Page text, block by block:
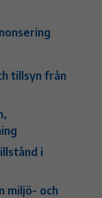
tillsyn från
i
miljö- och